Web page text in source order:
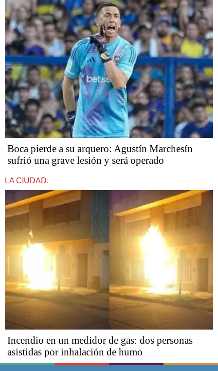
Boca pierde a su arquero: Agustín Marchesín
sufrió una grave lesión y será operado
LA CIUDAD.
Incendio en un medidor de gas: dos personas
asistidas por inhalación de humo